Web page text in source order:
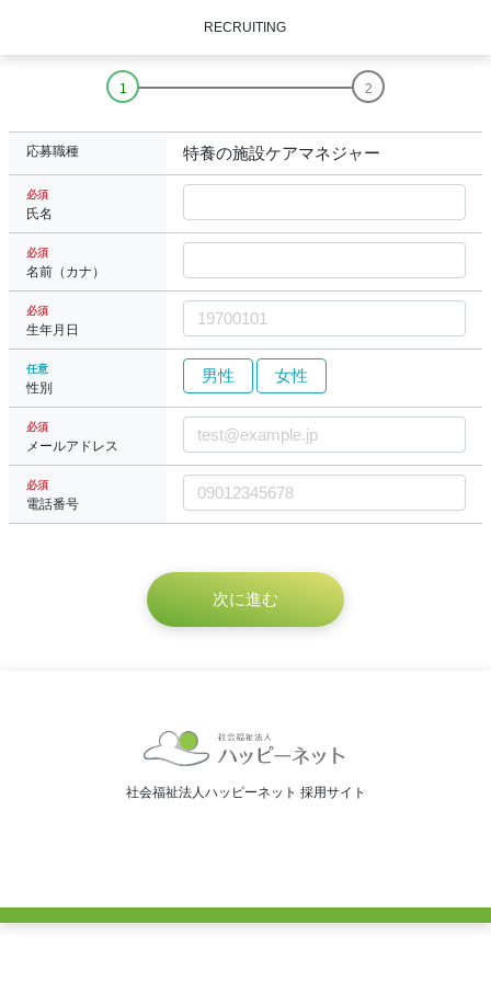
RECRUITING
応募職種 特養の施設ケアマネジャー
必須
氏名
必須
名前（カナ）
必須
生年月日
任意
性別
男性 女性
必須
メールアドレス
必須
電話番号
社会福祉法人ハッピーネット 採用サイト